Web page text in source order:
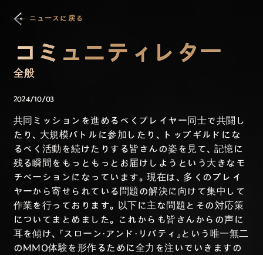
ニュースに戻る
コミュニティレター
全般
2024/10/03
共同ミッションを進めるべくプレイヤー同士で共闘し
たり、大規模バトルに参加したり、トップギルドにな
るべく活動を続けたりする皆さんの姿を見て、記憶に
残る瞬間をもっともっとお届けしようという大きなモ
チベーションになっています。現在は、多くのプレイ
ヤーから寄せられている問題の解決に向けて集中して
作業を行っております。以下に主な問題とその対応策
についてまとめました。これからも皆さんからの声に
耳を傾け、『スローン・アンド・リバティ』という唯一無二
のMMO体験を形作るために全力を注いでいきますの